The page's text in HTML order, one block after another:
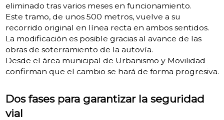
eliminado tras varios meses en funcionamiento.
Este tramo, de unos 500 metros, vuelve a su
recorrido original en línea recta en ambos sentidos.
La modificación es posible gracias al avance de las
obras de soterramiento de la autovía.
Desde el área municipal de Urbanismo y Movilidad
confirman que el cambio se hará de forma progresiva.
Dos fases para garantizar la seguridad
vial